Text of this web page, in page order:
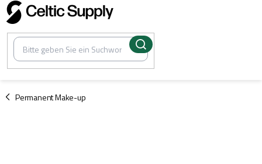
Zum
Inhalt
springen
Permanent Make-up
/